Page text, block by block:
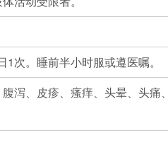
次。睡前半小时服或遵医嘱。
泻、皮疹、瘙痒、头晕、头